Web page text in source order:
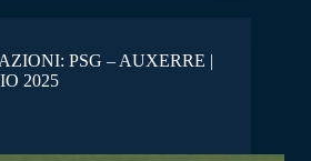
PSG – AUXERRE |
2025